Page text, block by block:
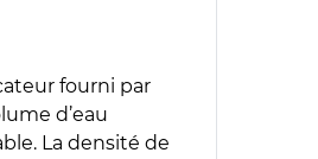
fourni par
d’eau
La densité de